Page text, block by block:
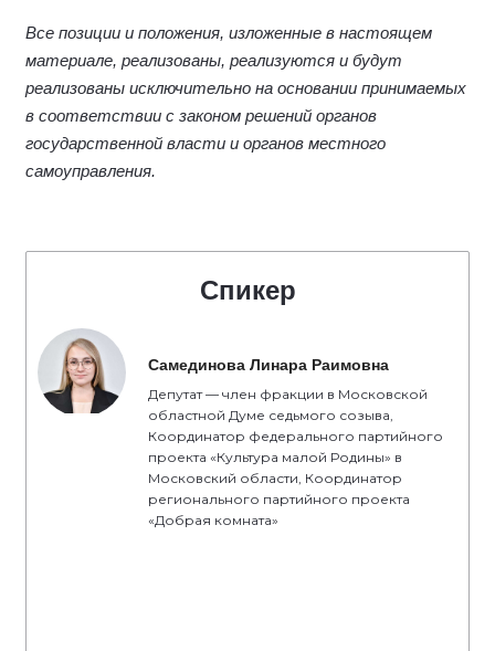
Все позиции и положения, изложенные в настоящем
материале, реализованы, реализуются и будут
реализованы исключительно на основании принимаемых
в соответствии с законом решений органов
государственной власти и органов местного
самоуправления.
Спикер
Самединова Линара Раимовна
Депутат — член фракции в Московской
областной Думе седьмого созыва,
Координатор федерального партийного
проекта «Культура малой Родины» в
Московский области, Координатор
регионального партийного проекта
«Добрая комната»